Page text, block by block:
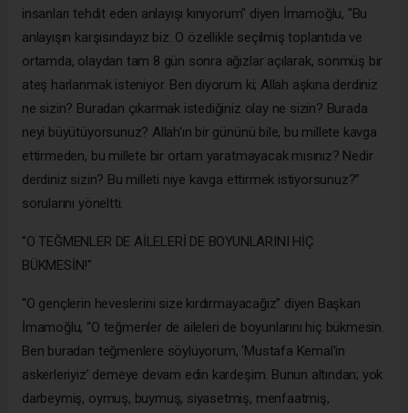
insanları tehdit eden anlayışı kınıyorum" diyen İmamoğlu, "Bu
anlayışın karşısındayız biz. O özellikle seçilmiş toplantıda ve
ortamda, olaydan tam 8 gün sonra ağızlar açılarak, sönmüş bir
ateş harlanmak isteniyor. Ben diyorum ki; Allah aşkına derdiniz
ne sizin? Buradan çıkarmak istediğiniz olay ne sizin? Burada
neyi büyütüyorsunuz? Allah'ın bir gününü bile, bu millete kavga
ettirmeden, bu millete bir ortam yaratmayacak mısınız? Nedir
derdiniz sizin? Bu milleti niye kavga ettirmek istiyorsunuz?”
sorularını yöneltti.
"O TEĞMENLER DE AİLELERİ DE BOYUNLARINI HİÇ
BÜKMESİN!"
“O gençlerin heveslerini size kırdırmayacağız” diyen Başkan
İmamoğlu, “O teğmenler de aileleri de boyunlarını hiç bükmesin.
Ben buradan teğmenlere söylüyorum, ‘Mustafa Kemal'in
askerleriyiz’ demeye devam edin kardeşim. Bunun altından; yok
darbeymiş, oymuş, buymuş, siyasetmiş, menfaatmiş,